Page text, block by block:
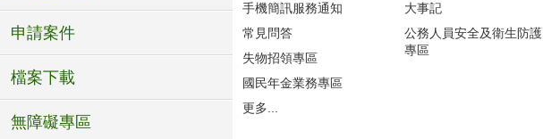
申請案件
檔案下載
無障礙專區
手機簡訊服務通知
常見問答
失物招領專區
國民年金業務專區
更多...
大事記
公務人員安全及衛生防護
專區